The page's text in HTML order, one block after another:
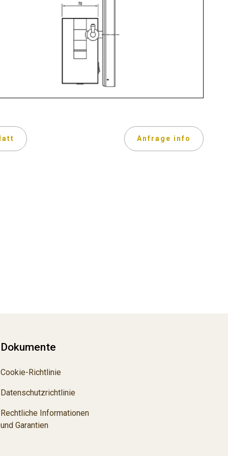
Anfrage info
Dokumente
Cookie-Richtlinie
Datenschutzrichtlinie
Rechtliche Informationen
und Garantien